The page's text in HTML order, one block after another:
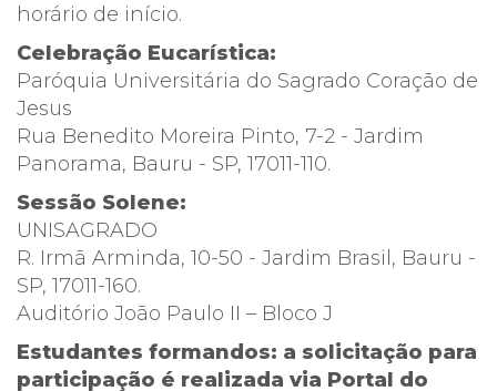
horário de início.
Celebração Eucarística:
Paróquia Universitária do Sagrado Coração de
Jesus
Rua Benedito Moreira Pinto, 7-2 - Jardim
Panorama, Bauru - SP, 17011-110.
Sessão Solene:
UNISAGRADO
R. Irmã Arminda, 10-50 - Jardim Brasil, Bauru -
SP, 17011-160.
Auditório João Paulo II – Bloco J
Estudantes formandos: a solicitação para
participação é realizada via Portal do